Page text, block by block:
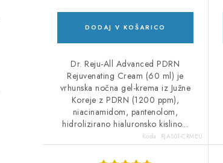
z
o
v
DODAJ V KOŠARICO
Dr. Reju-All Advanced PDRN
Rejuvenating Cream (60 ml) je
vrhunska nočna gel-krema iz Južne
Koreje z PDRN (1200 ppm),
niacinamidom, pantenolom,
hidrolizirano hialuronsko kislino...
Koda: RJAS01-CRMEU